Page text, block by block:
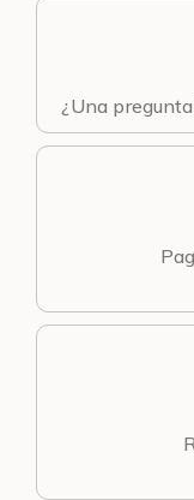
¿Una